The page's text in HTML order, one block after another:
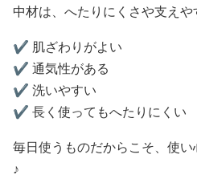
中材は、へたりにくさや支えや
✔️ 肌ざわりがよい
✔️ 通気性がある
✔️ 洗いやすい
✔️ 長く使ってもへたりにくい
毎日使うものだからこそ、使
♪